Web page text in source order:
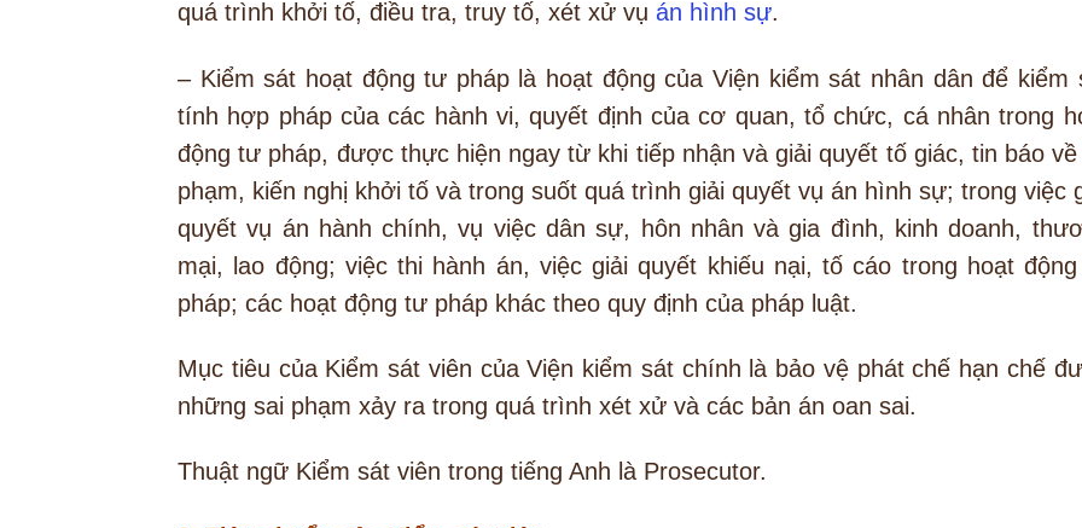
quá trình khởi tố, điều tra, truy tố, xét xử vụ án hình sự.
– Kiểm sát hoạt động tư pháp là hoạt động của Viện kiểm sát nhân dân để kiểm
tính hợp pháp của các hành vi, quyết định của cơ quan, tổ chức, cá nhân trong
động tư pháp, được thực hiện ngay từ khi tiếp nhận và giải quyết tố giác, tin báo về
phạm, kiến nghị khởi tố và trong suốt quá trình giải quyết vụ án hình sự; trong việc
quyết vụ án hành chính, vụ việc dân sự, hôn nhân và gia đình, kinh doanh,
mại, lao động; việc thi hành án, việc giải quyết khiếu nại, tố cáo trong hoạt
pháp; các hoạt động tư pháp khác theo quy định của pháp luật.
Mục tiêu của Kiểm sát viên của Viện kiểm sát chính là bảo vệ phát chế hạn chế
những sai phạm xảy ra trong quá trình xét xử và các bản án oan sai.
Thuật ngữ Kiểm sát viên trong tiếng Anh là Prosecutor.